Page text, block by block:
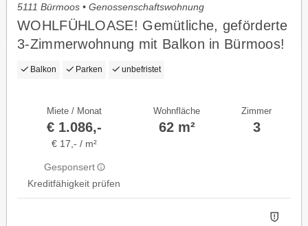
5111 Bürmoos • Genossenschaftswohnung
WOHLFÜHLOASE! Gemütliche, geförderte
3-Zimmerwohnung mit Balkon in Bürmoos!
Mit hoher Wohnbeihilfe oder
Balkon Parken unbefristet
Miete / Monat
€ 1.086,-
€ 17,- / m²
Gesponsert
Kreditfähigkeit prüfen
Wohnfläche
62 m²
Zimmer
3